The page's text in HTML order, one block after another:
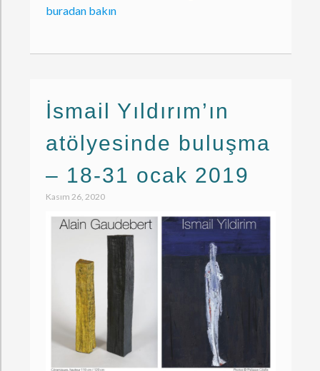
buradan bakın
İsmail Yıldırım’ın
atölyesinde buluşma
– 18-31 ocak 2019
Kasım 26, 2020